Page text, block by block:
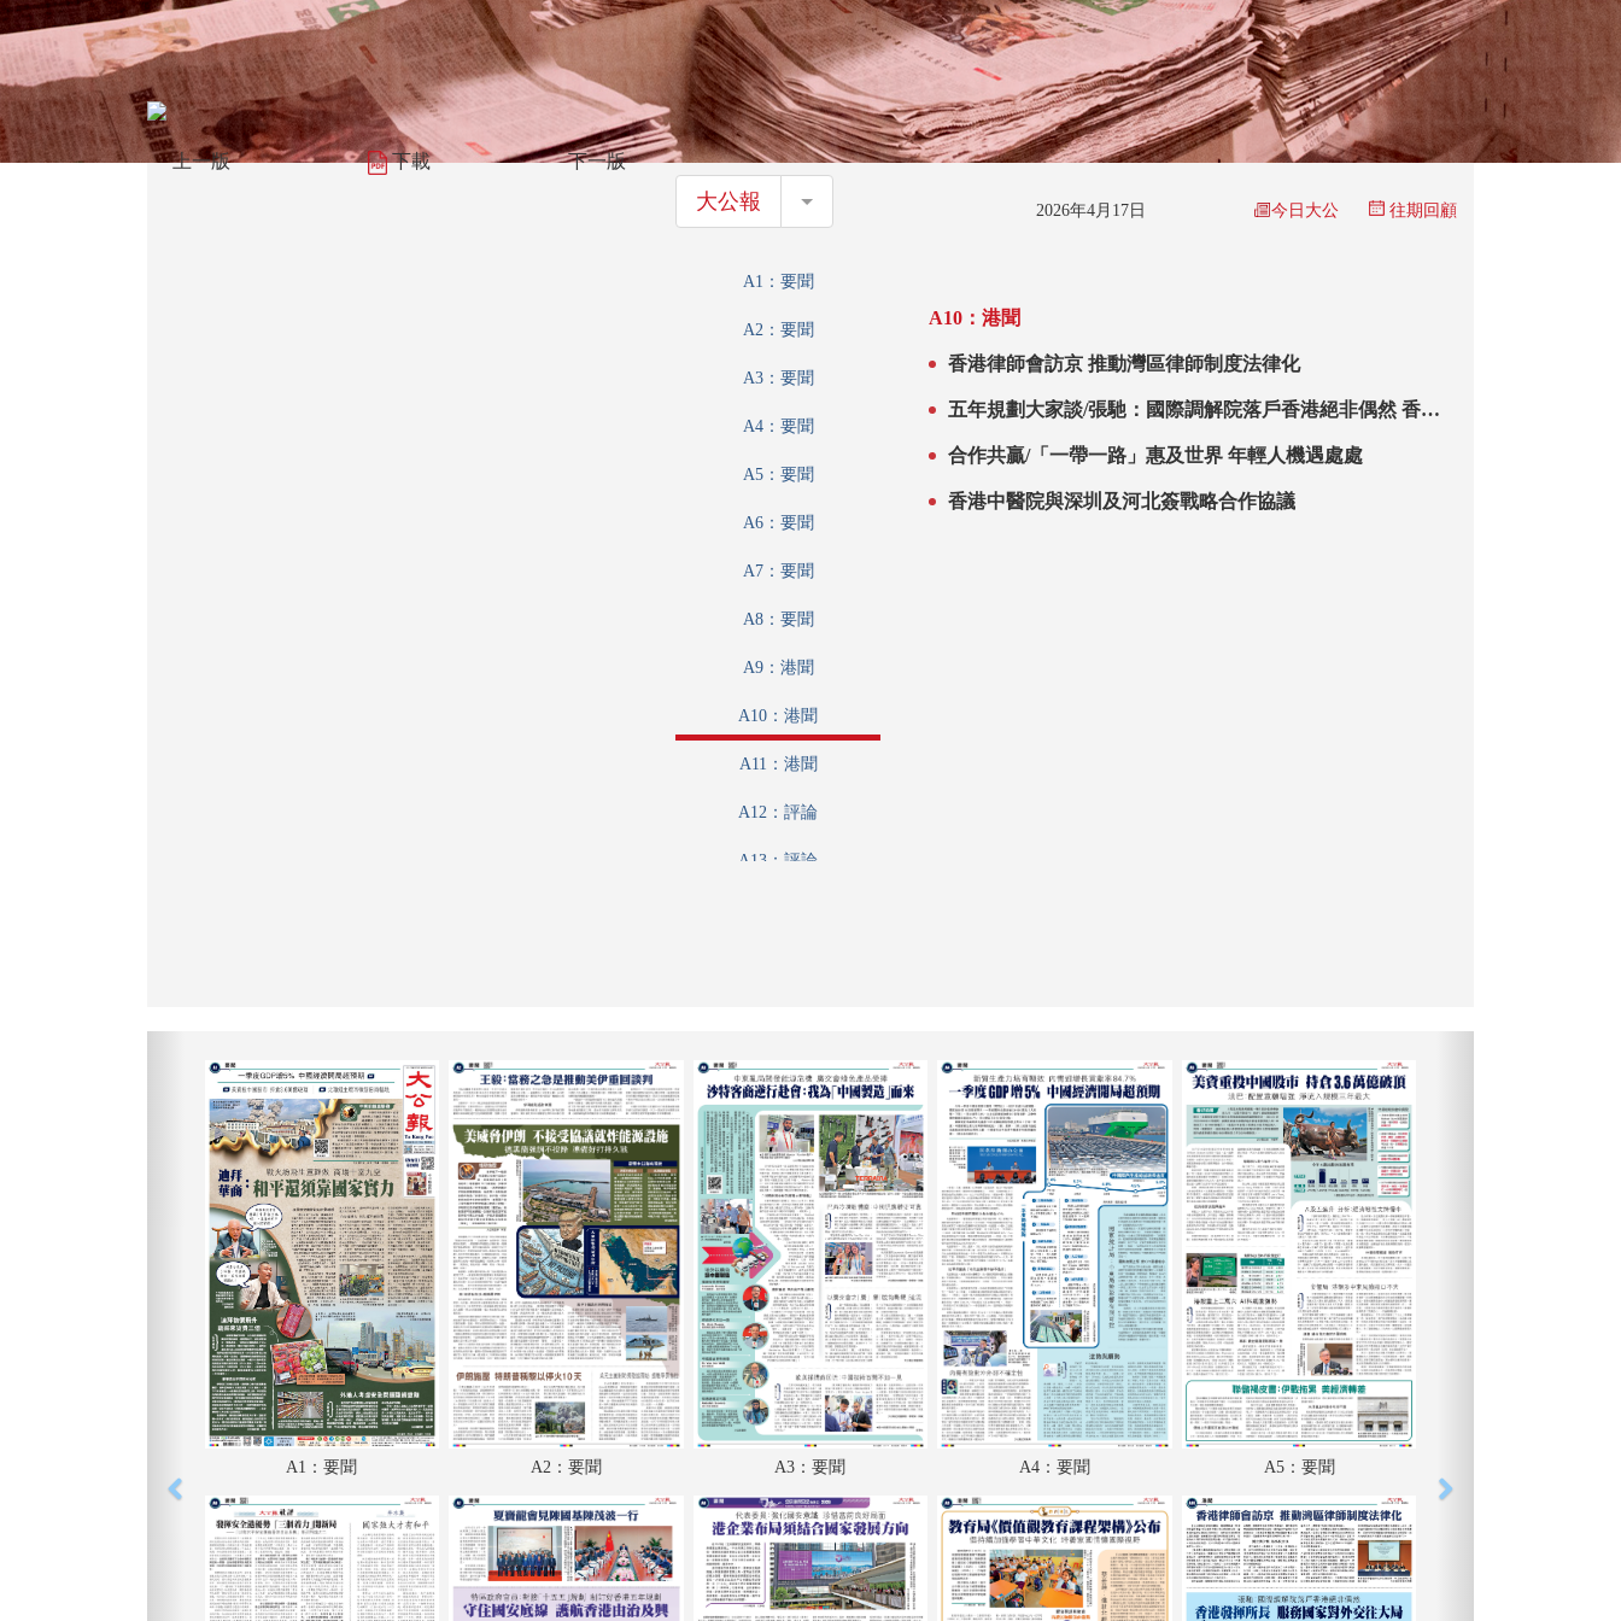
上一版 下載 下一版
大公報 大公報 2026年4月17日 今日大公 往期回顧
A1：要聞
A2：要聞
A3：要聞
A4：要聞
A5：要聞
A6：要聞
A7：要聞
A8：要聞
A9：港聞
A10：港聞
A11：港聞
A12：評論
A13：評論
A18：兩岸
A19：經濟
A20：經濟
A21：廣告
A22：國際
A23：體育
A24：體育
B1：文化
B3：經濟
B4：大公園
A10：港聞
香港律師會訪京 推動灣區律師制度法律化
五年規劃大家談/張馳：國際調解院落戶香港絕非偶然 香港
合作共贏/「一帶一路」惠及世界 年輕人機遇處處
香港中醫院與深圳及河北簽戰略合作協議
A1：要聞 A2：要聞 A3：要聞 A4：要聞 A5：要聞